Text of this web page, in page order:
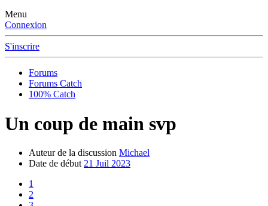
Menu
Connexion
S'inscrire
Forums
Forums Catch
100% Catch
Un coup de main svp
Auteur de la discussion Michael
Date de début 21 Juil 2023
1
2